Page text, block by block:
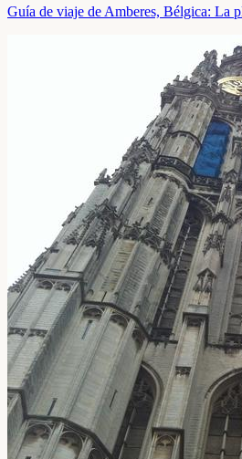
Guía de viaje de Amberes, Bélgica: La